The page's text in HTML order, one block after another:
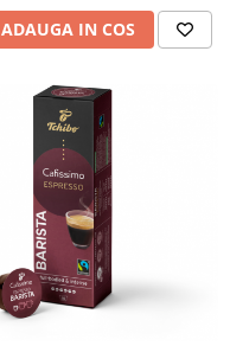
ADAUGA IN COS